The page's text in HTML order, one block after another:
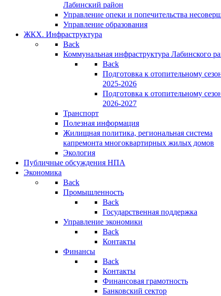
Лабинский район
Управление опеки и попечительства
Управление образования
ЖКХ. Инфраструктура
Back
Коммунальная инфраструктура Лабинского
Back
Подготовка к отопительному
2025-2026
Подготовка к отопительному
2026-2027
Транспорт
Полезная информация
Жилищная политика, региональная система
капремонта многоквартирных жилых домов
Экология
Публичные обсуждения НПА
Экономика
Back
Промышленность
Back
Государственная поддержка
Управление экономики
Back
Контакты
Финансы
Back
Контакты
Финансовая грамотность
Банковский сектор